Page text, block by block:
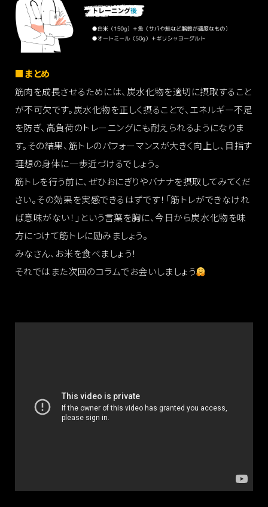
■まとめ
筋肉を成長させるためには、炭水化物を適切に摂取すること
が不可欠です。炭水化物を正しく摂ることで、エネルギー不足
を防ぎ、高負荷のトレーニングにも耐えられるようになりま
す。その結果、筋トレのパフォーマンスが大きく向上し、目指す
理想の身体に一歩近づけるでしょう。
筋トレを行う前に、ぜひおにぎりやバナナを摂取してみてくだ
さい。その効果を実感できるはずです！「筋トレができなけれ
ば意味がない！」という言葉を胸に、今日から炭水化物を味
方につけて筋トレに励みましょう。
みなさん、お米を食べましょう！
それではまた次回のコラムでお会いしましょう